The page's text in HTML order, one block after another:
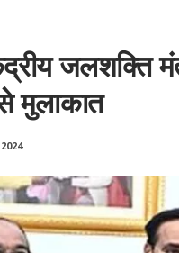
जलशक्ति
मुलाकात